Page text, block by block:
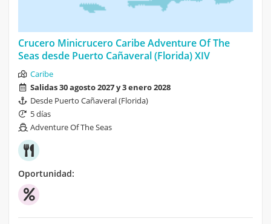
Crucero Minicrucero Caribe Adventure Of The
Seas desde Puerto Cañaveral (Florida) XIV
Caribe
Salidas 30 agosto 2027 y 3 enero 2028
Desde Puerto Cañaveral (Florida)
5 días
Adventure Of The Seas
Oportunidad: